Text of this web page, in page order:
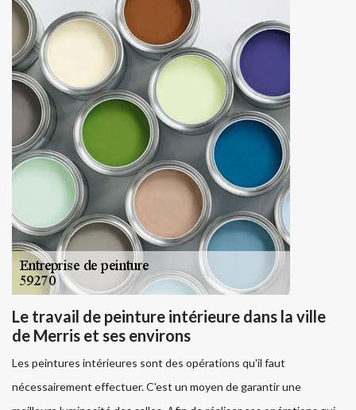
Le travail de peinture intérieure dans la ville
de Merris et ses environs
Les peintures intérieures sont des opérations qu'il faut
nécessairement effectuer. C'est un moyen de garantir une